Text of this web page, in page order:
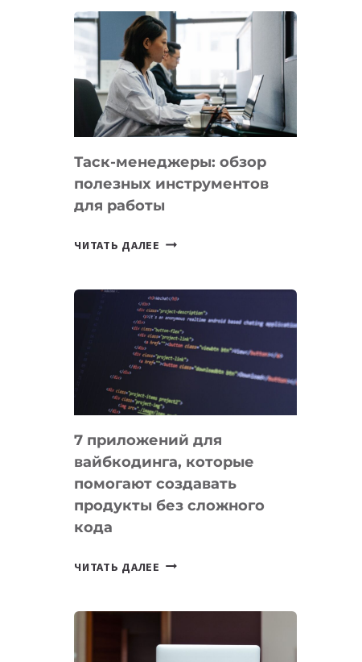
КОТОРЫЕ
РАЗВИВАЮТ
ТЕХНОЛОГИЧЕСКОЕ
ОБРАЗОВАНИЕ
ТАДЖИКИСТАНА
Таск-менеджеры: обзор
полезных инструментов
для работы
ЧИТАТЬ ДАЛЕЕ ТАСК-
ПОЛЕЗНЫХ
ИНСТРУМЕНТОВ
ДЛЯ
РАБОТЫ
7 приложений для
вайбкодинга, которые
помогают создавать
продукты без сложного
кода
ЧИТАТЬ ДАЛЕЕ
КОТОРЫЕ